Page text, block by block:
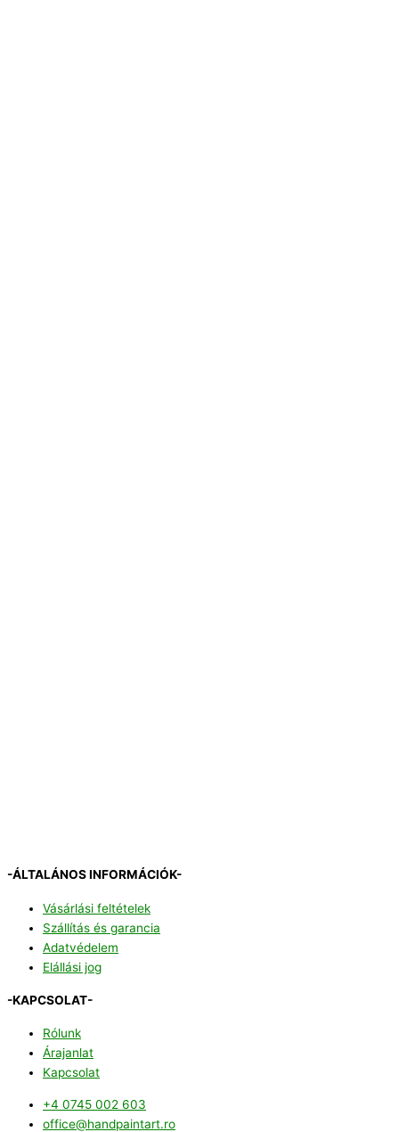
-ÁLTALÁNOS INFORMÁCIÓK-
Vásárlási feltételek
Szállítás és garancia
Adatvédelem
Elállási jog
-KAPCSOLAT-
Rólunk
Árajanlat
Kapcsolat
+4 0745 002 603
office@handpaintart.ro